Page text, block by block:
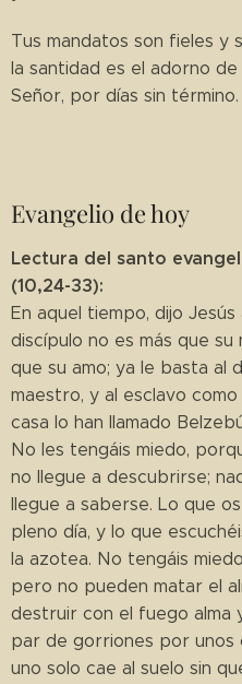
Tus mandatos son fieles y
la santidad es el adorno de
Señor, por días sin término.
Evangelio de hoy
Lectura del santo
(10,24-33):
En aquel tiempo, dijo
discípulo no es más que su
que su amo; ya le basta al
maestro, y al esclavo como
casa lo han llamado
No les tengáis miedo,
no llegue a descubrirse;
llegue a saberse. Lo que
pleno día, y lo que
la azotea. No tengáis
pero no pueden matar el
destruir con el fuego alma
par de gorriones por unos
uno solo cae al suelo sin